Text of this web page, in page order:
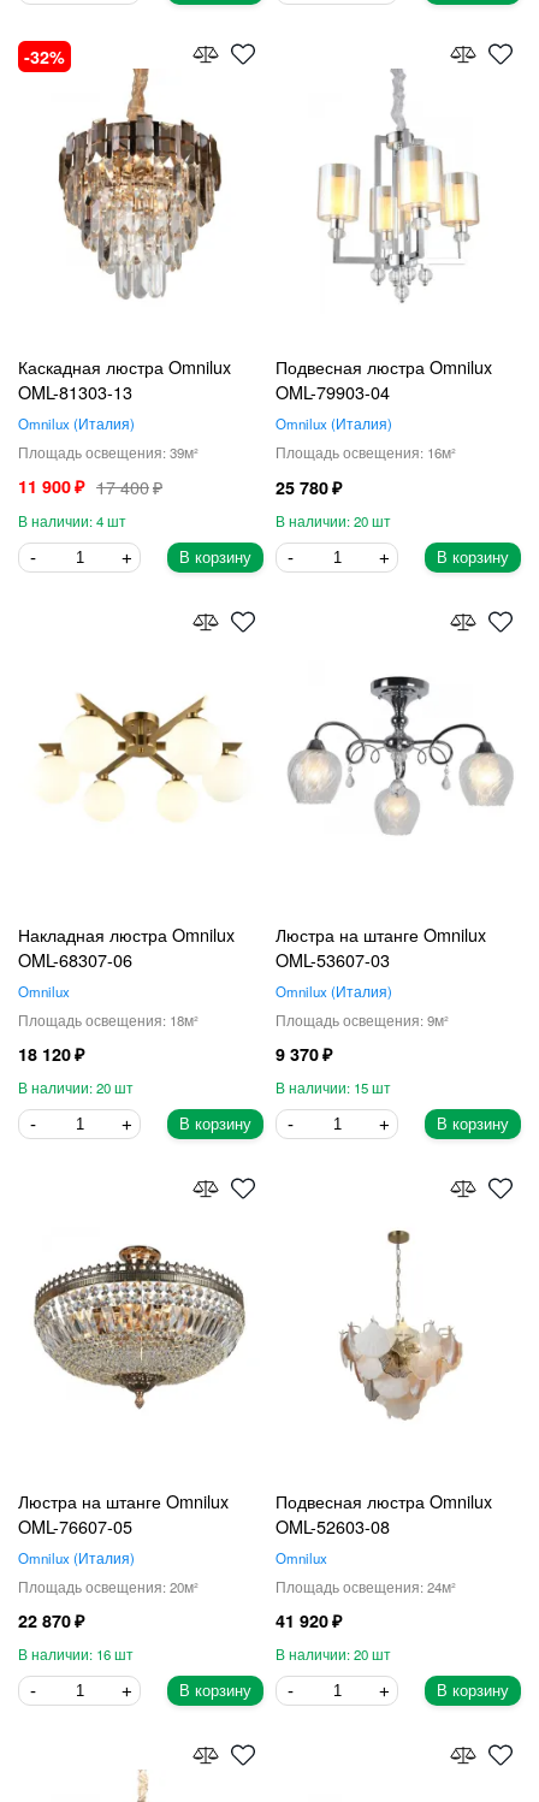
Каскадная люстра Omnilux
OML-81303-13
Omnilux Италия
39
11 900 17 400
4
В корзину
32
Подвесная люстра Omnilux
OML-79903-04
Omnilux Италия
16
25 780
20
В корзину
Накладная люстра Omnilux
OML-68307-06
Omnilux
18
18 120
20
В корзину
Люстра на штанге Omnilux
OML-53607-03
Omnilux Италия
9
9 370
15
В корзину
Люстра на штанге Omnilux
OML-76607-05
Omnilux Италия
20
22 870
16
В корзину
Подвесная люстра Omnilux
OML-52603-08
Omnilux
24
41 920
20
В корзину